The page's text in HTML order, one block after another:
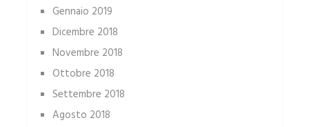
Gennaio 2019
Dicembre 2018
Novembre 2018
Ottobre 2018
Settembre 2018
Agosto 2018